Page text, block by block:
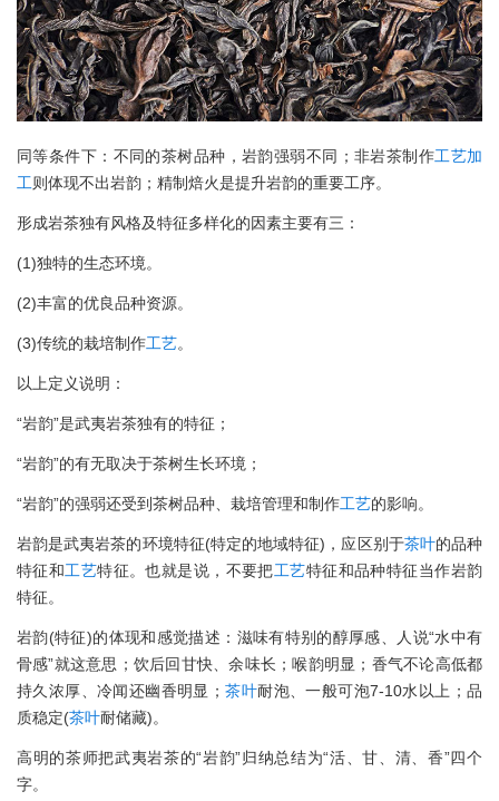
同等条件下：不同的茶树品种，岩韵强弱不同；非岩茶制作工艺加
工则体现不出岩韵；精制焙火是提升岩韵的重要工序。
形成岩茶独有风格及特征多样化的因素主要有三：
(1)独特的生态环境。
(2)丰富的优良品种资源。
(3)传统的栽培制作工艺。
以上定义说明：
“岩韵”是武夷岩茶独有的特征；
“岩韵”的有无取决于茶树生长环境；
“岩韵”的强弱还受到茶树品种、栽培管理和制作工艺的影响。
岩韵是武夷岩茶的环境特征(特定的地域特征)，应区别于茶叶的品种
特征和工艺特征。也就是说，不要把工艺特征和品种特征当作岩韵
特征。
岩韵(特征)的体现和感觉描述：滋味有特别的醇厚感、人说“水中有
骨感”就这意思；饮后回甘快、余味长；喉韵明显；香气不论高低都
持久浓厚、冷闻还幽香明显； 茶叶耐泡、一般可泡7-10水以上；品
质稳定(茶叶耐储藏)。
高明的茶师把武夷岩茶的“岩韵”归纳总结为“活、甘、清、香”四个
字。